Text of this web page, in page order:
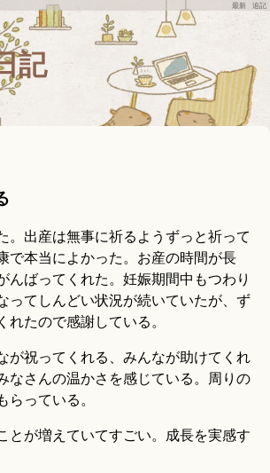
最新 追記
記
。出産は無事に祈るようずっと祈って
で本当によかった。お産の時間が長
んばってくれた。妊娠期間中もつわり
ってしんどい状況が続いていたが、ず
れたので感謝している。
が祝ってくれる、みんなが助けてくれ
なさんの温かさを感じている。周りの
らっている。
とが増えていてすごい。成長を実感す